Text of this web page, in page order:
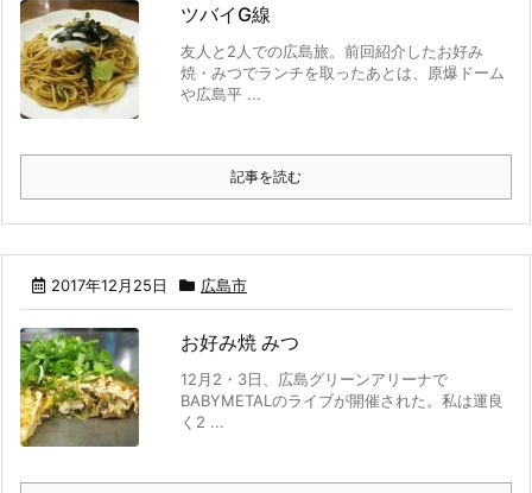
ツバイG線
友人と2人での広島旅。前回紹介したお好み
焼・みつでランチを取ったあとは、原爆ドーム
や広島平 ...
記事を読む
2017年12月25日 広島市
お好み焼 みつ
12月2・3日、広島グリーンアリーナで
BABYMETALのライブが開催された。私は運良
く2 ...